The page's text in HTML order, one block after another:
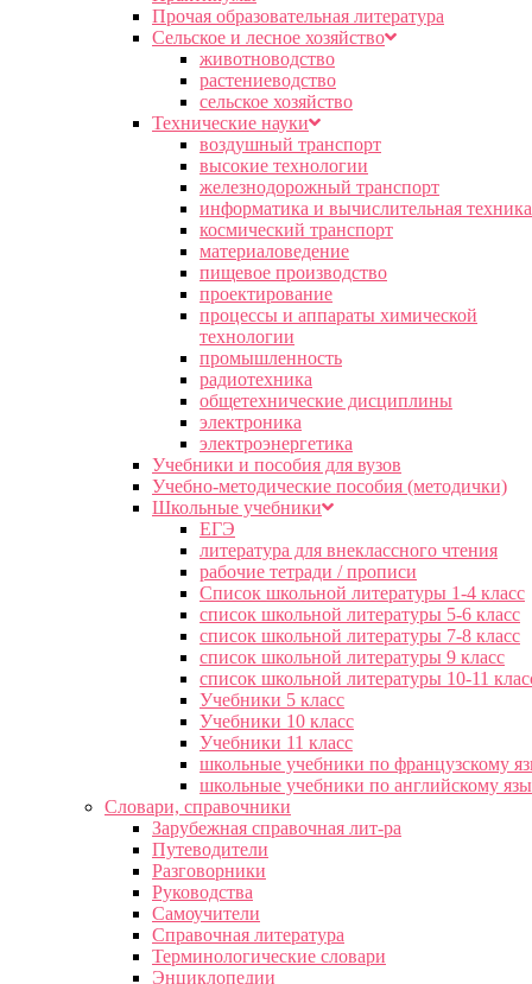
Прочая образовательная литература
Сельское и лесное хозяйство
животноводство
растениеводство
сельское хозяйство
Технические науки
воздушный транспорт
высокие технологии
железнодорожный транспорт
информатика и вычислительная техника
космический транспорт
материаловедение
пищевое производство
проектирование
процессы и аппараты химической
технологии
промышленность
радиотехника
общетехнические дисциплины
электроника
электроэнергетика
Учебники и пособия для вузов
Учебно-методические пособия (методички)
Школьные учебники
ЕГЭ
литература для внеклассного чтения
рабочие тетради / прописи
Список школьной литературы 1-4 класс
список школьной литературы 5-6 класс
список школьной литературы 7-8 класс
список школьной литературы 9 класс
список школьной литературы 10-11
Учебники 5 класс
Учебники 10 класс
Учебники 11 класс
школьные учебники по французскому
школьные учебники по английскому
Словари, справочники
Зарубежная справочная лит-ра
Путеводители
Разговорники
Руководства
Самоучители
Справочная литература
Терминологические словари
Энциклопедии